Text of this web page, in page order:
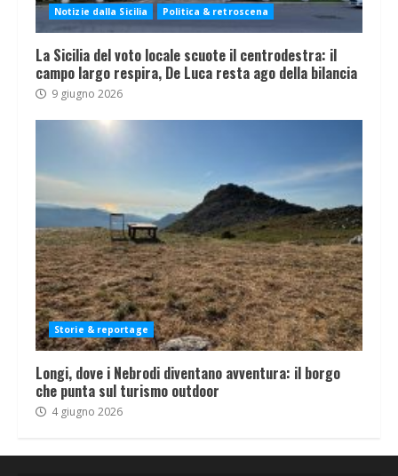
Notizie dalla Sicilia Politica & retroscena
La Sicilia del voto locale scuote il centrodestra: il
campo largo respira, De Luca resta ago della bilancia
9 giugno 2026
Storie & reportage
Longi, dove i Nebrodi diventano avventura: il borgo
che punta sul turismo outdoor
4 giugno 2026